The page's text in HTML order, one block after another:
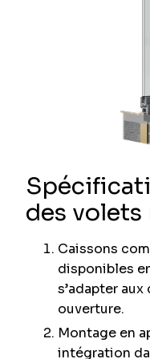
des
Caissons
disponibles
s’adapter
ouverture.
Montage en
intégration